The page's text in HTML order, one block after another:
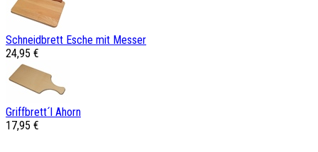
Schneidbrett Esche mit Messer
24,95 €
Griffbrett´l Ahorn
17,95 €